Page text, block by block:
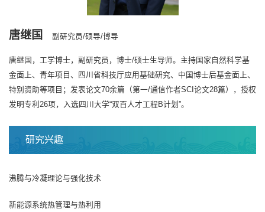
唐继国 副研究员/硕导/博导
唐继国，工学博士，副研究员，博士/硕士生导师。主持国家自然科学基
金面上、青年项目、四川省科技厅应用基础研究、中国博士后基金面上、
特别资助等项目；发表论文70余篇（第一/通信作者SCI论文28篇），授权
发明专利26项，入选四川大学“双百人才工程B计划”。
研究兴趣
沸腾与冷凝理论与强化技术
新能源系统热管理与热利用